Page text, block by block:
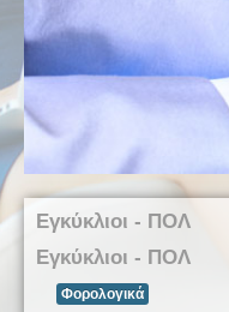
Εγκύκλιοι - ΠΟΛ
Εγκύκλιοι - ΠΟΛ
Φορολογικά